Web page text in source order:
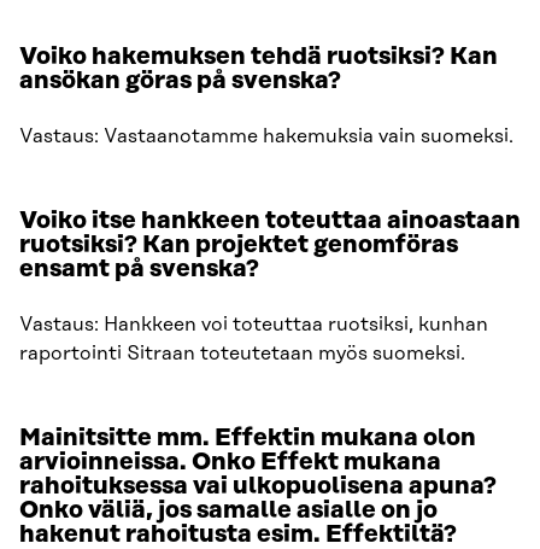
Voiko hakemuksen tehdä ruotsiksi? Kan
ansökan göras på svenska?
Vastaus: Vastaanotamme hakemuksia vain suomeksi.
Voiko itse hankkeen toteuttaa ainoastaan
ruotsiksi? Kan projektet genomföras
ensamt på svenska?
Vastaus: Hankkeen voi toteuttaa ruotsiksi, kunhan
raportointi Sitraan toteutetaan myös suomeksi.
Mainitsitte mm. Effektin mukana olon
arvioinneissa. Onko Effekt mukana
rahoituksessa vai ulkopuolisena apuna?
Onko väliä, jos samalle asialle on jo
hakenut rahoitusta esim. Effektiltä?